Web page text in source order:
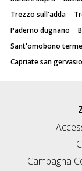
Trezzo sull'adda
Paderno dugnano
Sant'omobono terme
Capriate san gervasio
Campagna